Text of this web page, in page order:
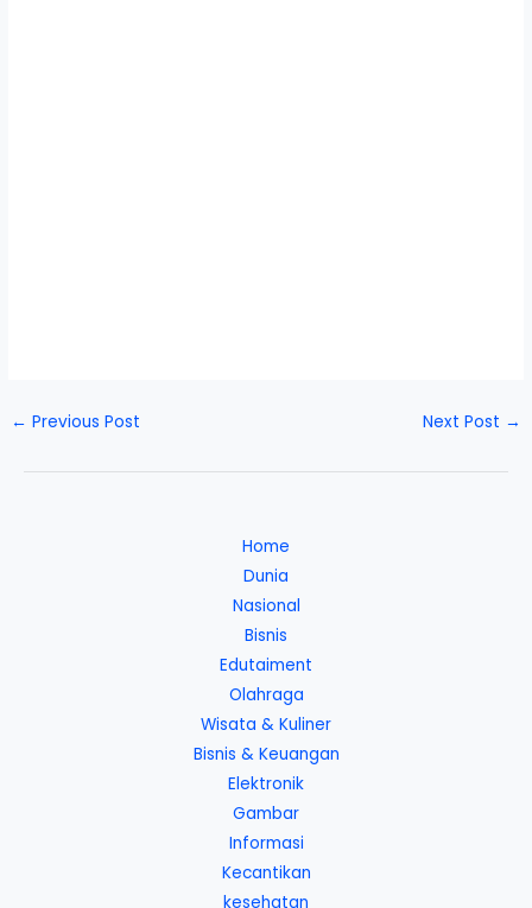
← Previous Post Next Post →
Home
Dunia
Nasional
Bisnis
Edutaiment
Olahraga
Wisata & Kuliner
Bisnis & Keuangan
Elektronik
Gambar
Informasi
Kecantikan
kesehatan